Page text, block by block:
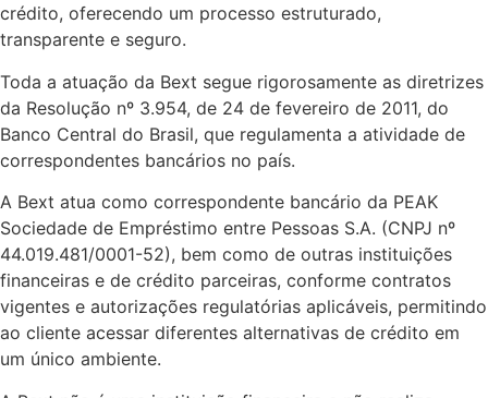
crédito, oferecendo um processo estruturado,
transparente e seguro.
Toda a atuação da Bext segue rigorosamente as diretrizes
da Resolução nº 3.954, de 24 de fevereiro de 2011, do
Banco Central do Brasil, que regulamenta a atividade de
correspondentes bancários no país.
A Bext atua como correspondente bancário da PEAK
Sociedade de Empréstimo entre Pessoas S.A. (CNPJ nº
44.019.481/0001-52), bem como de outras instituições
financeiras e de crédito parceiras, conforme contratos
vigentes e autorizações regulatórias aplicáveis, permitindo
ao cliente acessar diferentes alternativas de crédito em
um único ambiente.